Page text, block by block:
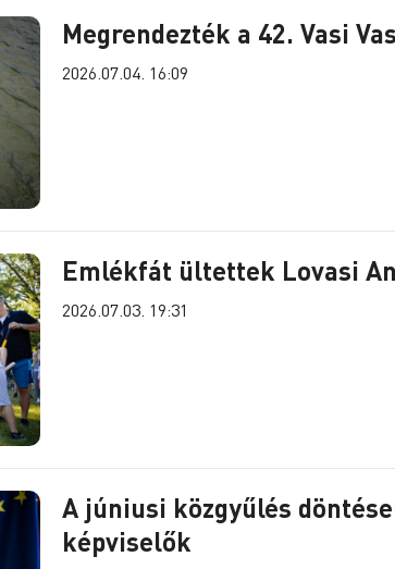
Megrendezték a 42. Vasi
2026.07.04. 16:09
Emlékfát ültettek Lovasi
2026.07.03. 19:31
A júniusi közgyűlés
képviselők